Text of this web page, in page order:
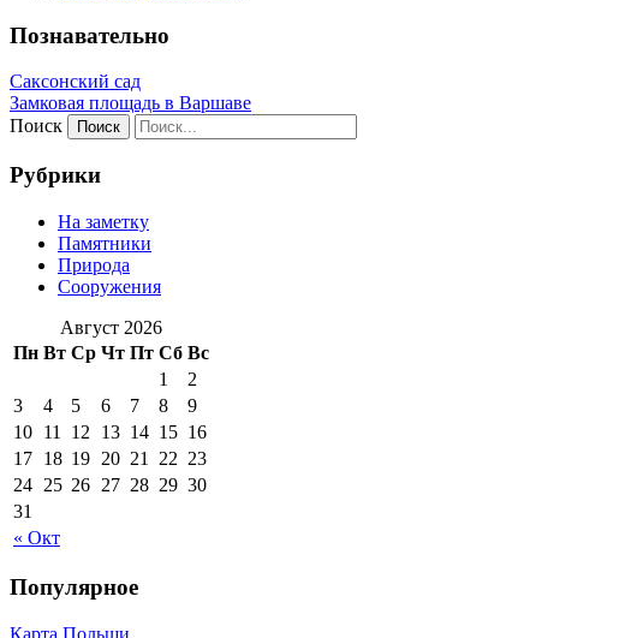
Познавательно
Саксонский сад
Замковая площадь в Варшаве
Поиск
Рубрики
На заметку
Памятники
Природа
Сооружения
Август 2026
Пн Вт Ср Чт Пт Сб Вс
« Окт
1
2
3
4 5 6 7 8
9
10 11 12 13 14 15 16
17 18 19 20 21 22 23
24 25 26 27 28 29 30
31
Популярное